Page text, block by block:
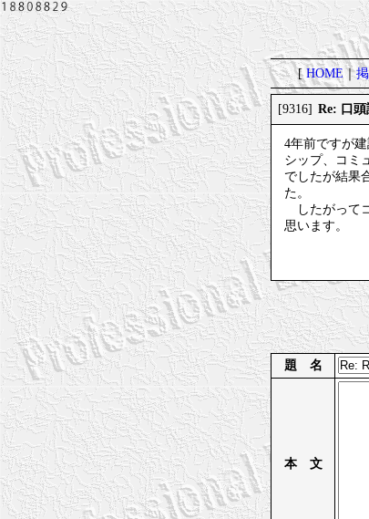
[HOME｜
[9316] Re: 口
4年前ですが
シップ、コミ
でしたが結果
た。
したがって
思います。
題 名
本 文